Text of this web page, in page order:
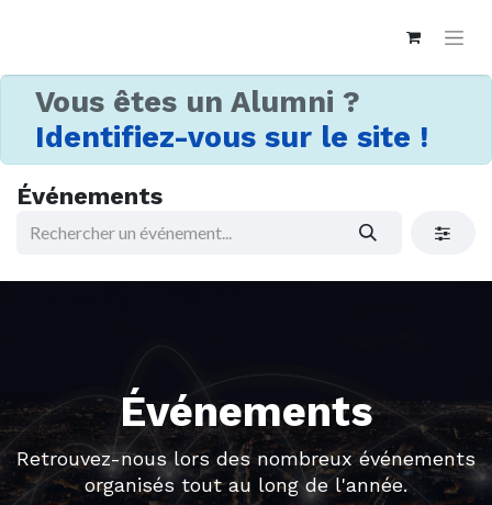
Vous êtes un Alumni ?
Identifiez-vous sur le site !
Événements
Événements
Retrouvez-nous lors des nombreux événements
organisés tout au long de l'année.